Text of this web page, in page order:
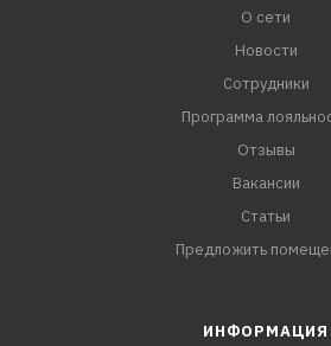
О сети
Новости
Сотрудники
Программа
Отзывы
Вакансии
Статьи
Предложить
ИНФОРМАЦИЯ